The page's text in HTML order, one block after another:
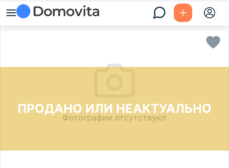
ПРОДАНО ИЛИ НЕАКТУАЛЬНО
Фотографии отсутствуют